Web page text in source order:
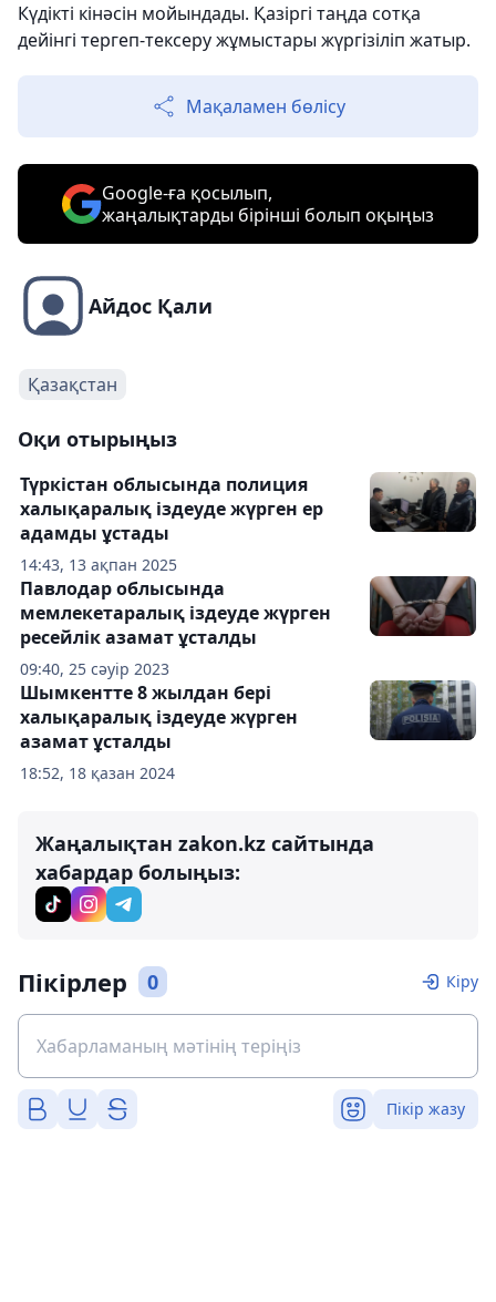
Күдікті кінәсін мойындады. Қазіргі таңда сотқа
дейінгі тергеп-тексеру жұмыстары жүргізіліп жатыр.
Мақаламен бөлісу
Google-ға қосылып,
жаңалықтарды бірінші болып оқыңыз
Айдос Қали
Қазақстан
Оқи отырыңыз
14:43, 13 ақпан 2025
Түркістан облысында полиция
халықаралық іздеуде жүрген ер
адамды ұстады
09:40, 25 сәуір 2023
Павлодар облысында
мемлекетаралық іздеуде жүрген
ресейлік азамат ұсталды
18:52, 18 қазан 2024
Шымкентте 8 жылдан бері
халықаралық іздеуде жүрген
азамат ұсталды
Жаңалықтан zakon.kz сайтында
хабардар болыңыз:
Пікірлер 0 Кіру
Пікір жазу